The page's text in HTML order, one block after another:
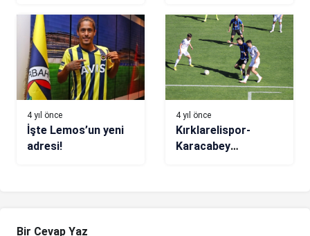
gecesi
4 yıl önce
İşte Lemos’un yeni
adresi!
4 yıl önce
Kırklarelispor-
Karacabey
Bir Cevap Yaz